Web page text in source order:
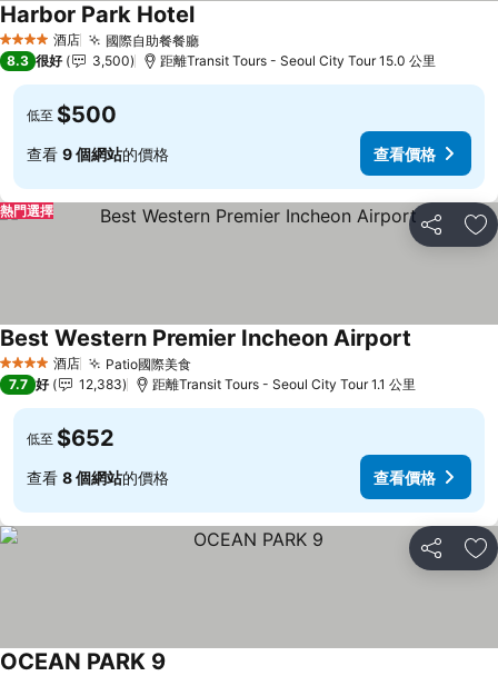
4 星級 酒店 國際自助餐餐廳
Harbor Park Hotel
8.3 很好 3,500 距離Transit Tours - Seoul City Tour 15.0 公里
低至 $500
查看 9 個網站的價格 查看價格
分享 放
熱門選擇
4 星級 酒店 Patio國際美食
Best Western Premier Incheon Airport
7.7 好 12,383 距離Transit Tours - Seoul City Tour 1.1 公里
低至 $652
查看 8 個網站的價格 查看價格
分享 放
OCEAN PARK 9